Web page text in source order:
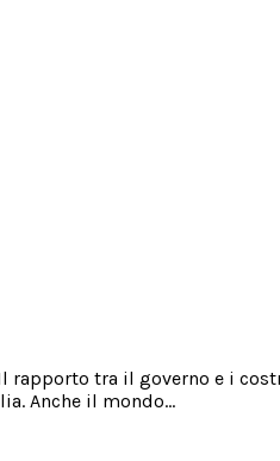
tra il governo e i
Anche il mondo…